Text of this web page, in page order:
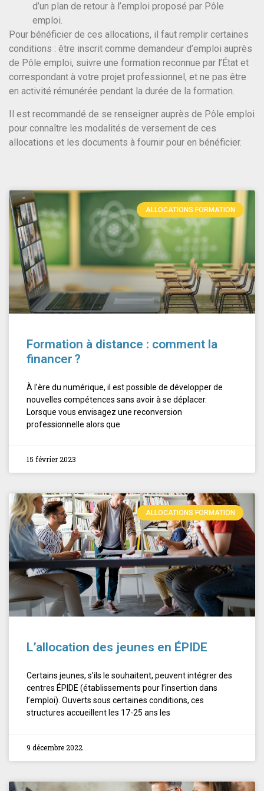
d’un plan de retour à l’emploi proposé par Pôle
emploi.
Pour bénéficier de ces allocations, il faut remplir certaines
conditions : être inscrit comme demandeur d’emploi auprès
de Pôle emploi, suivre une formation reconnue par l’État et
correspondant à votre projet professionnel, et ne pas être
en activité rémunérée pendant la durée de la formation.
Il est recommandé de se renseigner auprès de Pôle emploi
pour connaître les modalités de versement de ces
allocations et les documents à fournir pour en bénéficier.
ALLOCATIONS FORMATION
Formation à distance : comment la
financer ?
À l’ère du numérique, il est possible de développer de
nouvelles compétences sans avoir à se déplacer.
Lorsque vous envisagez une reconversion
professionnelle alors que
15 février 2023
ALLOCATIONS FORMATION
L’allocation des jeunes en ÉPIDE
Certains jeunes, s’ils le souhaitent, peuvent intégrer des
centres ÉPIDE (établissements pour l’insertion dans
l’emploi). Ouverts sous certaines conditions, ces
structures accueillent les 17-25 ans les
9 décembre 2022